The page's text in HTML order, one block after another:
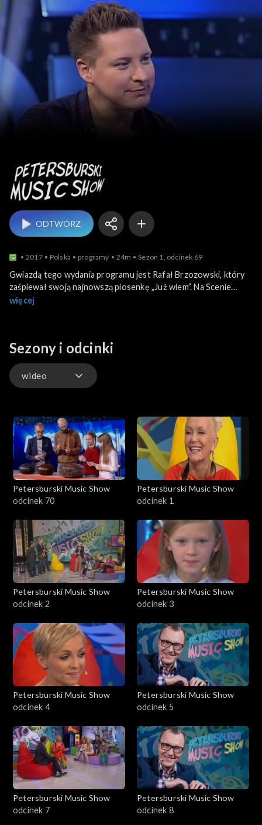
ODTWÓRZ
2017 Polska programy 24m Sezon 1, odcinek 69
Gwiazdą tego wydania programu jest Rafał Brzozowski, który
zaśpiewał swoją najnowszą piosenkę „Już wiem”. Na Scenie
Talentów wystąpiła 10-letnia mieszkanka Tarnowa – Dagmara
pianistę. Niezwykłym, ponieważ ma trzy pary klawiszy. Z czego
wynikała jego budowa i jak się na nim grało? W części
Instrumentalni dzwony rurowe. W programie również wspólne
wykonanie walca Straussa. Jerzy Petersburski gra na
więcej
Sezony i odcinki
wideo
Petersburski Music Show
odcinek 70
Petersburski Music Show
odcinek 1
Petersburski Music Show
odcinek 2
Petersburski Music Show
odcinek 3
Petersburski Music Show
odcinek 4
Petersburski Music Show
odcinek 5
Petersburski Music Show
odcinek 7
Petersburski Music Show
odcinek 8